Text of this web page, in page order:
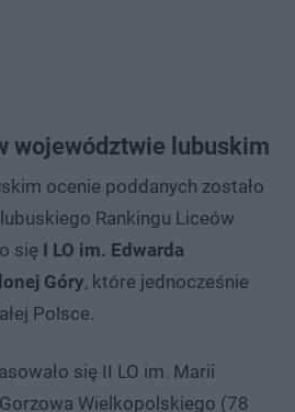
województwie lubuskim
ocenie poddanych zostało
Rankingu Liceów
się I LO im. Edwarda
Góry, które jednocześnie
Polsce.
się II LO im. Marii
Wielkopolskiego (78